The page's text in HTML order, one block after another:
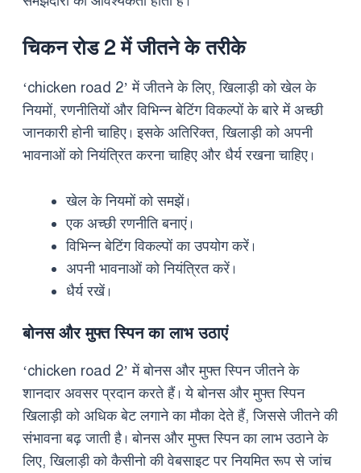
चिकन रोड 2 में जीतने के तरीके
‘chicken road 2’ में जीतने के लिए, खिलाड़ी को खेल के
नियमों, रणनीतियों और विभिन्न बेटिंग विकल्पों के बारे में अच्छी
जानकारी होनी चाहिए। इसके अतिरिक्त, खिलाड़ी को अपनी
भावनाओं को नियंत्रित करना चाहिए और धैर्य रखना चाहिए।
खेल के नियमों को समझें।
एक अच्छी रणनीति बनाएं।
विभिन्न बेटिंग विकल्पों का उपयोग करें।
अपनी भावनाओं को नियंत्रित करें।
धैर्य रखें।
बोनस और मुफ्त स्पिन का लाभ उठाएं
‘chicken road 2’ में बोनस और मुफ्त स्पिन जीतने के
शानदार अवसर प्रदान करते हैं। ये बोनस और मुफ्त स्पिन
खिलाड़ी को अधिक बेट लगाने का मौका देते हैं, जिससे जीतने की
संभावना बढ़ जाती है। बोनस और मुफ्त स्पिन का लाभ उठाने के
लिए, खिलाड़ी को कैसीनो की वेबसाइट पर नियमित रूप से जांच